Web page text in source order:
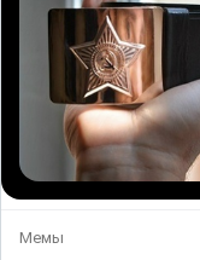
Мемы